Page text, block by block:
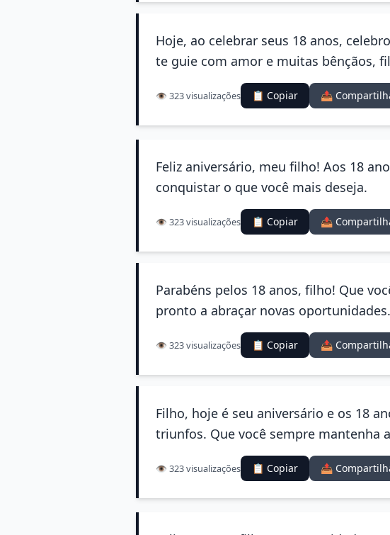
Hoje, ao celebrar seus 18 anos,
te guie com amor e muitas bênçãos,
👁️ 323 visualizações 📋 Copiar 📤
Feliz aniversário, meu filho! Aos 18
conquistar o que você mais deseja.
👁️ 323 visualizações 📋 Copiar 📤
Parabéns pelos 18 anos, filho! Que
pronto a abraçar novas oportunidades.
👁️ 323 visualizações 📋 Copiar 📤
Filho, hoje é seu aniversário e os 18
triunfos. Que você sempre mantenha
👁️ 323 visualizações 📋 Copiar 📤